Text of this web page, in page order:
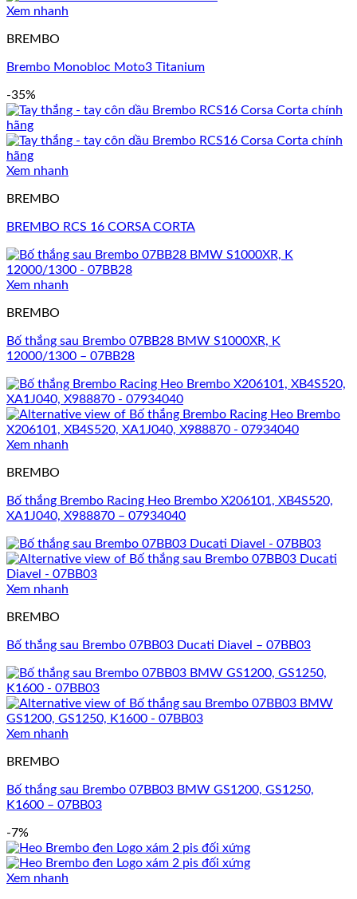
Xem nhanh
BREMBO
Brembo Monobloc Moto3 Titanium
-35%
Xem nhanh
BREMBO
BREMBO RCS 16 CORSA CORTA
Xem nhanh
BREMBO
Bố thắng sau Brembo 07BB28 BMW S1000XR, K
12000/1300 – 07BB28
Xem nhanh
BREMBO
Bố thắng Brembo Racing Heo Brembo X206101, XB4S520,
XA1J040, X988870 – 07934040
Xem nhanh
BREMBO
Bố thắng sau Brembo 07BB03 Ducati Diavel – 07BB03
Xem nhanh
BREMBO
Bố thắng sau Brembo 07BB03 BMW GS1200, GS1250,
K1600 – 07BB03
-7%
Xem nhanh